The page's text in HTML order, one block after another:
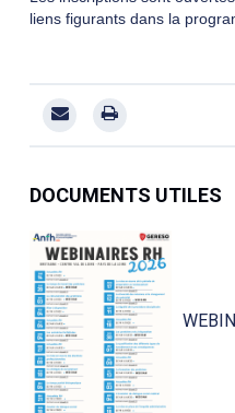
liens figurants dans la
DOCUMENTS UTILES